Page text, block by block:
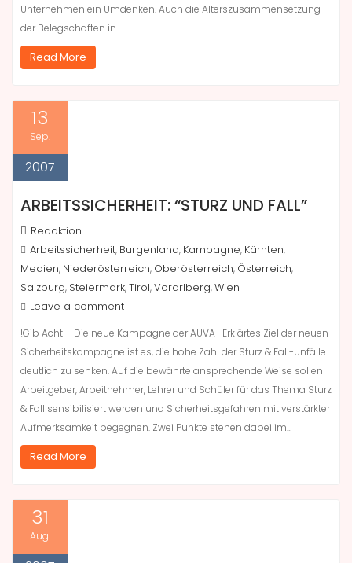
Unternehmen ein Umdenken. Auch die Alterszusammensetzung
der Belegschaften in…
Read More
13
Sep.
2007
ARBEITSSICHERHEIT: “STURZ UND FALL”
Redaktion
Arbeitssicherheit, Burgenland, Kampagne, Kärnten,
Medien, Niederösterreich, Oberösterreich, Österreich,
Salzburg, Steiermark,Tirol,Vorarlberg,Wien
Leave a comment
!Gib Acht – Die neue Kampagne der AUVA Erklärtes Ziel der neuen
Sicherheitskampagne ist es, die hohe Zahl der Sturz & Fall-Unfälle
deutlich zu senken. Auf die bewährte ansprechende Weise sollen
Arbeitgeber, Arbeitnehmer, Lehrer und Schüler für das Thema Sturz
& Fall sensibilisiert werden und Sicherheitsgefahren mit verstärkter
Aufmerksamkeit begegnen. Zwei Punkte stehen dabei im…
Read More
31
Aug.